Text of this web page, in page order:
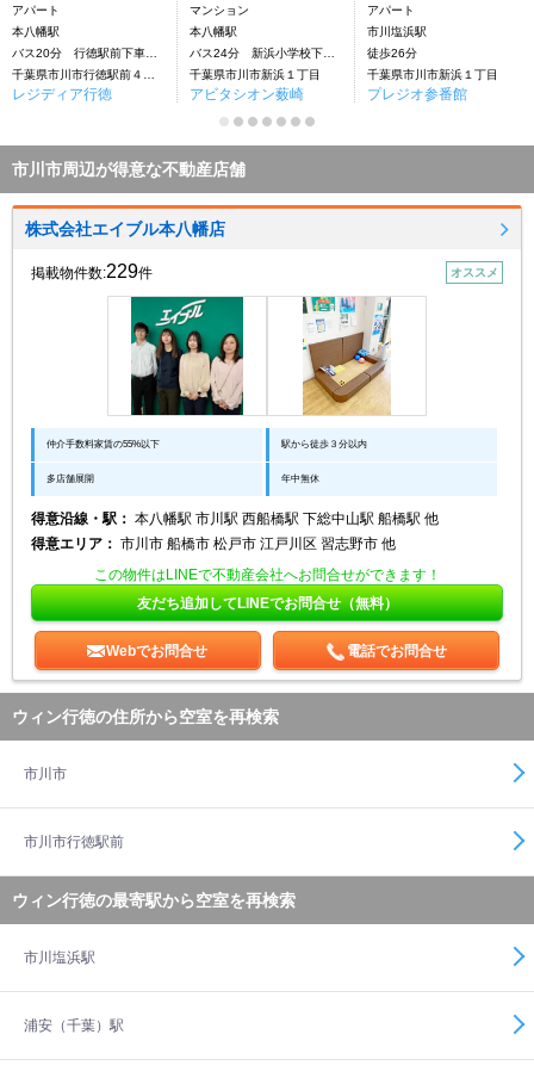
アパート
本八幡駅
バス20分 行徳駅前下車：停歩4分
レジディア行徳
マンション
本八幡駅
バス24分 新浜小学校下車：停歩2分
千葉県市川市新浜１丁目
アビタシオン薮崎
アパート
市川塩浜駅
徒歩26分
千葉県市川市新浜１丁目
プレジオ参番館
市川市周辺が得意な不動産店舗
株式会社エイブル本八幡店
掲載物件数:229件 オススメ
仲介手数料家賃の55%以下 駅から徒歩３分以内
多店舗展開 年中無休
得意沿線・駅： 本八幡駅 市川駅 西船橋駅 下総中山駅 船橋駅 他
得意エリア： 市川市 船橋市 松戸市 江戸川区 習志野市 他
この物件はLINEで不動産会社へお問合せができます！
友だち追加してLINEでお問合せ（無料）
Webでお問合せ 電話でお問合せ
ウィン行徳の住所から空室を再検索
市川市
市川市行徳駅前
ウィン行徳の最寄駅から空室を再検索
市川塩浜駅
浦安（千葉）駅